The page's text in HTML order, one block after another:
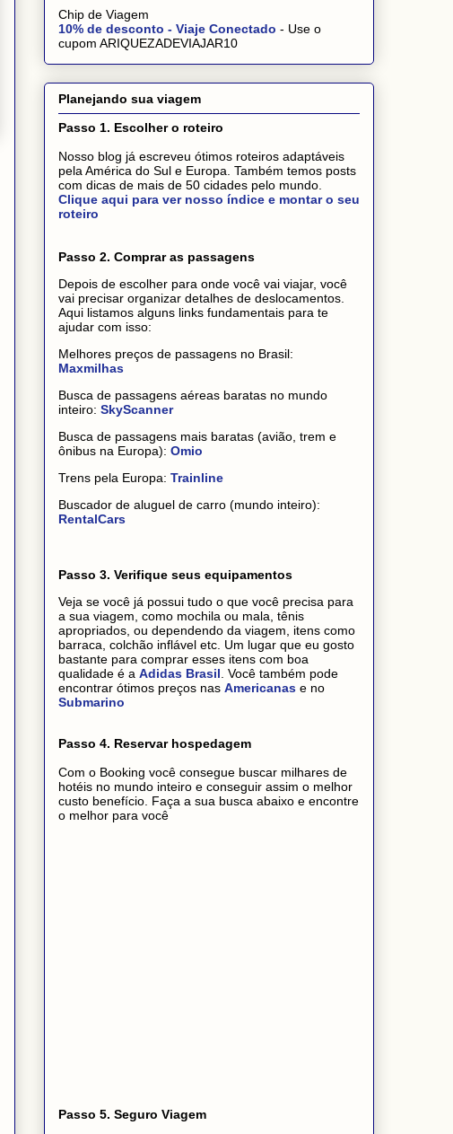
Chip de Viagem
10% de desconto - Viaje Conectado - Use o
cupom ARIQUEZADEVIAJAR10
Planejando sua viagem
Passo 1. Escolher o roteiro
Nosso blog já escreveu ótimos roteiros adaptáveis
pela América do Sul e Europa. Também temos posts
com dicas de mais de 50 cidades pelo mundo.
Clique aqui para ver nosso índice e montar o seu
roteiro
Passo 2. Comprar as passagens
Depois de escolher para onde você vai viajar, você
vai precisar organizar detalhes de deslocamentos.
Aqui listamos alguns links fundamentais para te
ajudar com isso:
Melhores preços de passagens no Brasil:
Maxmilhas
Busca de passagens aéreas baratas no mundo
inteiro: SkyScanner
Busca de passagens mais baratas (avião, trem e
ônibus na Europa): Omio
Trens pela Europa: Trainline
Buscador de aluguel de carro (mundo inteiro):
RentalCars
Passo 3. Verifique seus equipamentos
Veja se você já possui tudo o que você precisa para
a sua viagem, como mochila ou mala, tênis
apropriados, ou dependendo da viagem, itens como
barraca, colchão inflável etc. Um lugar que eu gosto
bastante para comprar esses itens com boa
qualidade é a Adidas Brasil . Você também pode
encontrar ótimos preços nas Americanas e no
Submarino
Passo 4. Reservar hospedagem
Com o Booking você consegue buscar milhares de
hotéis no mundo inteiro e conseguir assim o melhor
custo benefício. Faça a sua busca abaixo e encontre
o melhor para você
Passo 5. Seguro Viagem